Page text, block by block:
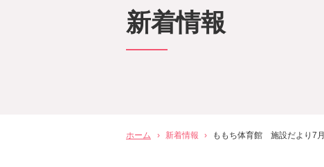
新着情報
ホーム › 新着情報 › ももち体育館 施設だより7月